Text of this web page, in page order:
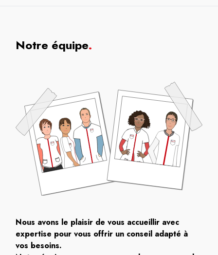
Notre équipe.
Nous avons le plaisir de vous accueillir avec
expertise pour vous offrir un conseil adapté à
vos besoins.